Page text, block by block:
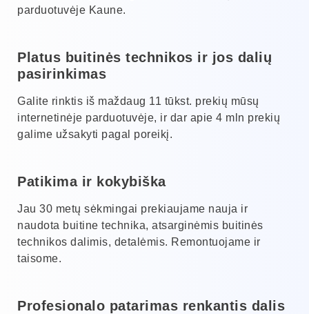
parduotuvėje Kaune.
Platus buitinės technikos ir jos dalių
pasirinkimas
Galite rinktis iš maždaug 11 tūkst. prekių mūsų
internetinėje parduotuvėje, ir dar apie 4 mln prekių
galime užsakyti pagal poreikį.
Patikima ir kokybiška
Jau 30 metų sėkmingai prekiaujame nauja ir
naudota buitine technika, atsarginėmis buitinės
technikos dalimis, detalėmis. Remontuojame ir
taisome.
Profesionalo patarimas renkantis dalis